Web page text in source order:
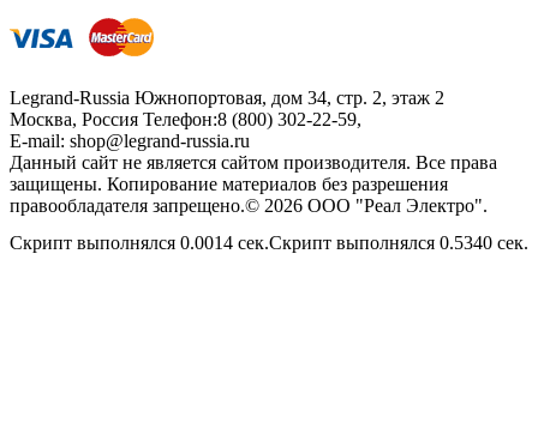
Legrand-Russia Южнопортовая, дом 34, стр. 2, этаж 2
Москва, Россия Телефон:8 (800) 302-22-59,
E-mail: shop@legrand-russia.ru
Данный сайт не является сайтом производителя. Все права
защищены. Копирование материалов без разрешения
правообладателя запрещено.© 2026 ООО "Реал Электро".
Скрипт выполнялся 0.0014 сек.Скрипт выполнялся 0.5340 сек.